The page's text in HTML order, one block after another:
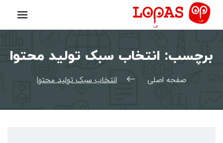
پرش
محتوا
برچسب: انتخاب سبک تولید محتوا
صفحه اصلی انتخاب سبک تولید محتوا